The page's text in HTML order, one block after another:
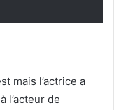
mais l’actrice a
l’acteur de